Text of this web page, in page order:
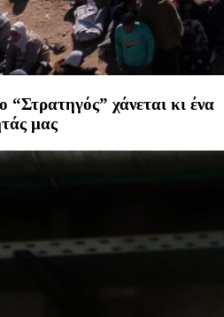
“Στρατηγός” χάνεται κι ένα
μας